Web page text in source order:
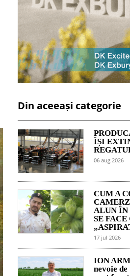
Din aceeași categorie
ÎȘI
06 aug 2026
CUM A
ALUN ÎN
SE
17 jul 2026
ION
nevoie